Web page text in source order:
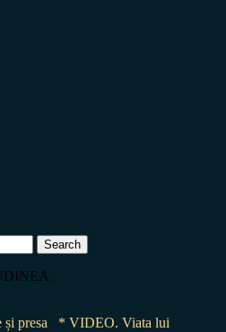
presa
* VIDEO. Viata lui